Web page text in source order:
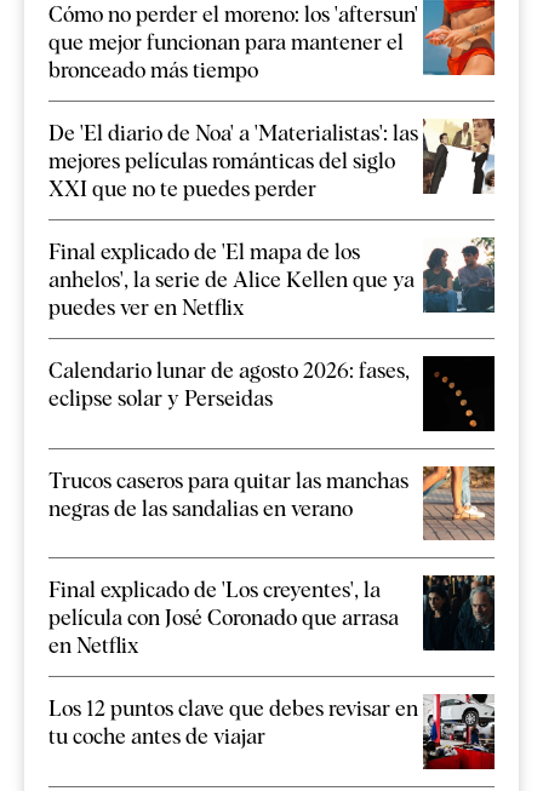
Cómo no perder el moreno: los 'aftersun'
que mejor funcionan para mantener el
bronceado más tiempo
De 'El diario de Noa' a 'Materialistas': las
mejores películas románticas del siglo
XXI que no te puedes perder
Final explicado de 'El mapa de los
anhelos', la serie de Alice Kellen que ya
puedes ver en Netflix
Calendario lunar de agosto 2026: fases,
eclipse solar y Perseidas
Trucos caseros para quitar las manchas
negras de las sandalias en verano
Final explicado de 'Los creyentes', la
película con José Coronado que arrasa
en Netflix
Los 12 puntos clave que debes revisar en
tu coche antes de viajar